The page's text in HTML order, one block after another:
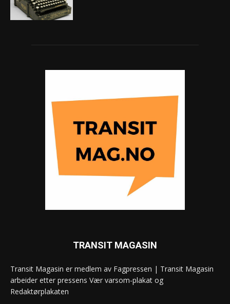
TRANSIT MAGASIN
Transit Magasin er medlem av Fagpressen | Transit Magasin
arbeider etter pressens Vær varsom-plakat og
Redaktørplakaten